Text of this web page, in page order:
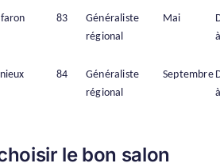
83
Généraliste
régional
Mai
84
Généraliste
régional
Septembre
le bon salon